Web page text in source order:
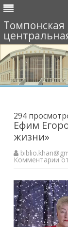
294
Ефим
жизни»
Комментариик
—
к